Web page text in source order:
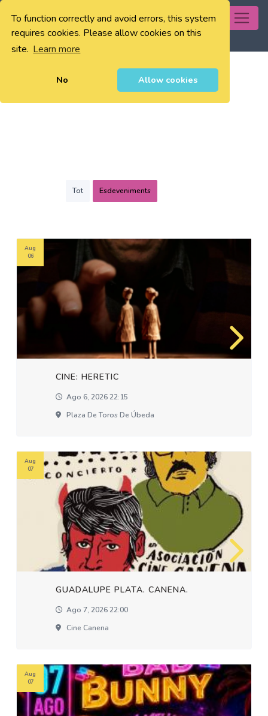
To function correctly and avoid errors, this system
requires cookies. Please allow cookies on this
site. Learn more
No Allow cookies
0
Tot Esdeveniments
CINE: HERETIC
Ago 6, 2026 22:15
Plaza De Toros De Úbeda
Aug
06
GUADALUPE PLATA. CANENA.
Ago 7, 2026 22:00
Cine Canena
Aug
07
Aug
07